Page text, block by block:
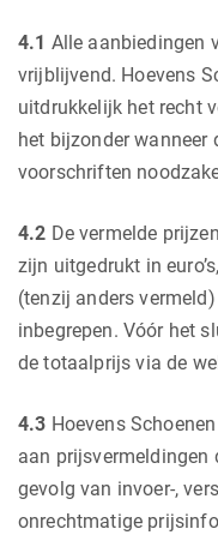
4.1 Alle aanbiedingen
vrijblijvend. Hoevens
uitdrukkelijk het recht
het bijzonder
voorschriften
4.2 De vermelde
zijn uitgedrukt in
(tenzij anders
inbegrepen. Vóór het
de totaalprijs via de
4.3 Hoevens
aan prijsvermeldingen
gevolg van invoer-,
onrechtmatige